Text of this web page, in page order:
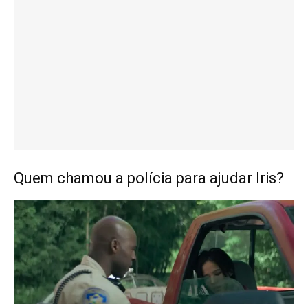
Quem chamou a polícia para ajudar Iris?